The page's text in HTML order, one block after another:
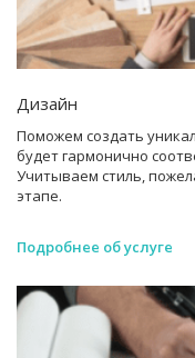
Дизайн
Поможем создать
будет гармонично
Учитываем стиль,
этапе.
Подробнее об услуге